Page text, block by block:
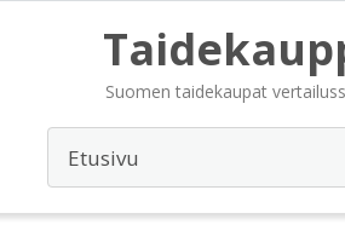
Suomen taidekaupat